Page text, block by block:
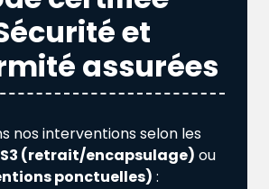
et
assurées
nos interventions selon les
(retrait/encapsulage) ou
ponctuelles) :